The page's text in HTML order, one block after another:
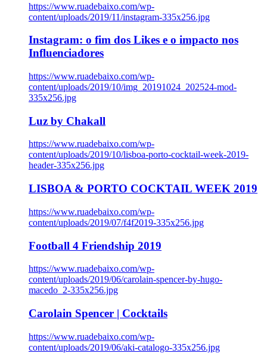
https://www.ruadebaixo.com/wp-
content/uploads/2019/11/instagram-335x256.jpg
Instagram: o fim dos Likes e o impacto nos
Influenciadores
https://www.ruadebaixo.com/wp-
content/uploads/2019/10/img_20191024_202524-mod-
335x256.jpg
Luz by Chakall
https://www.ruadebaixo.com/wp-
content/uploads/2019/10/lisboa-porto-cocktail-week-2019-
header-335x256.jpg
LISBOA & PORTO COCKTAIL WEEK 2019
https://www.ruadebaixo.com/wp-
content/uploads/2019/07/f4f2019-335x256.jpg
Football 4 Friendship 2019
https://www.ruadebaixo.com/wp-
content/uploads/2019/06/carolain-spencer-by-hugo-
macedo_2-335x256.jpg
Carolain Spencer | Cocktails
https://www.ruadebaixo.com/wp-
content/uploads/2019/06/aki-catalogo-335x256.jpg